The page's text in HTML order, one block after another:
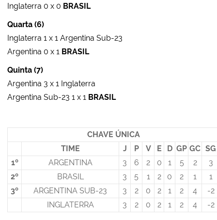
Inglaterra 0 x 0 BRASIL
Quarta (6)
Inglaterra 1 x 1 Argentina Sub-23
Argentina 0 x 1 BRASIL
Quinta (7)
Argentina 3 x 1 Inglaterra
Argentina Sub-23 1 x 1 BRASIL
CHAVE ÚNICA
TIME
J P V E D GP GC SG
1º
ARGENTINA 3 6 2 0 1 5 2
3
2º
BRASIL 3 5 1 2 0 2 1
1
3º
ARGENTINA SUB-23 3 2 0 2 1 2 4
-2
INGLATERRA
3 2 0 2 1 2 4 -2